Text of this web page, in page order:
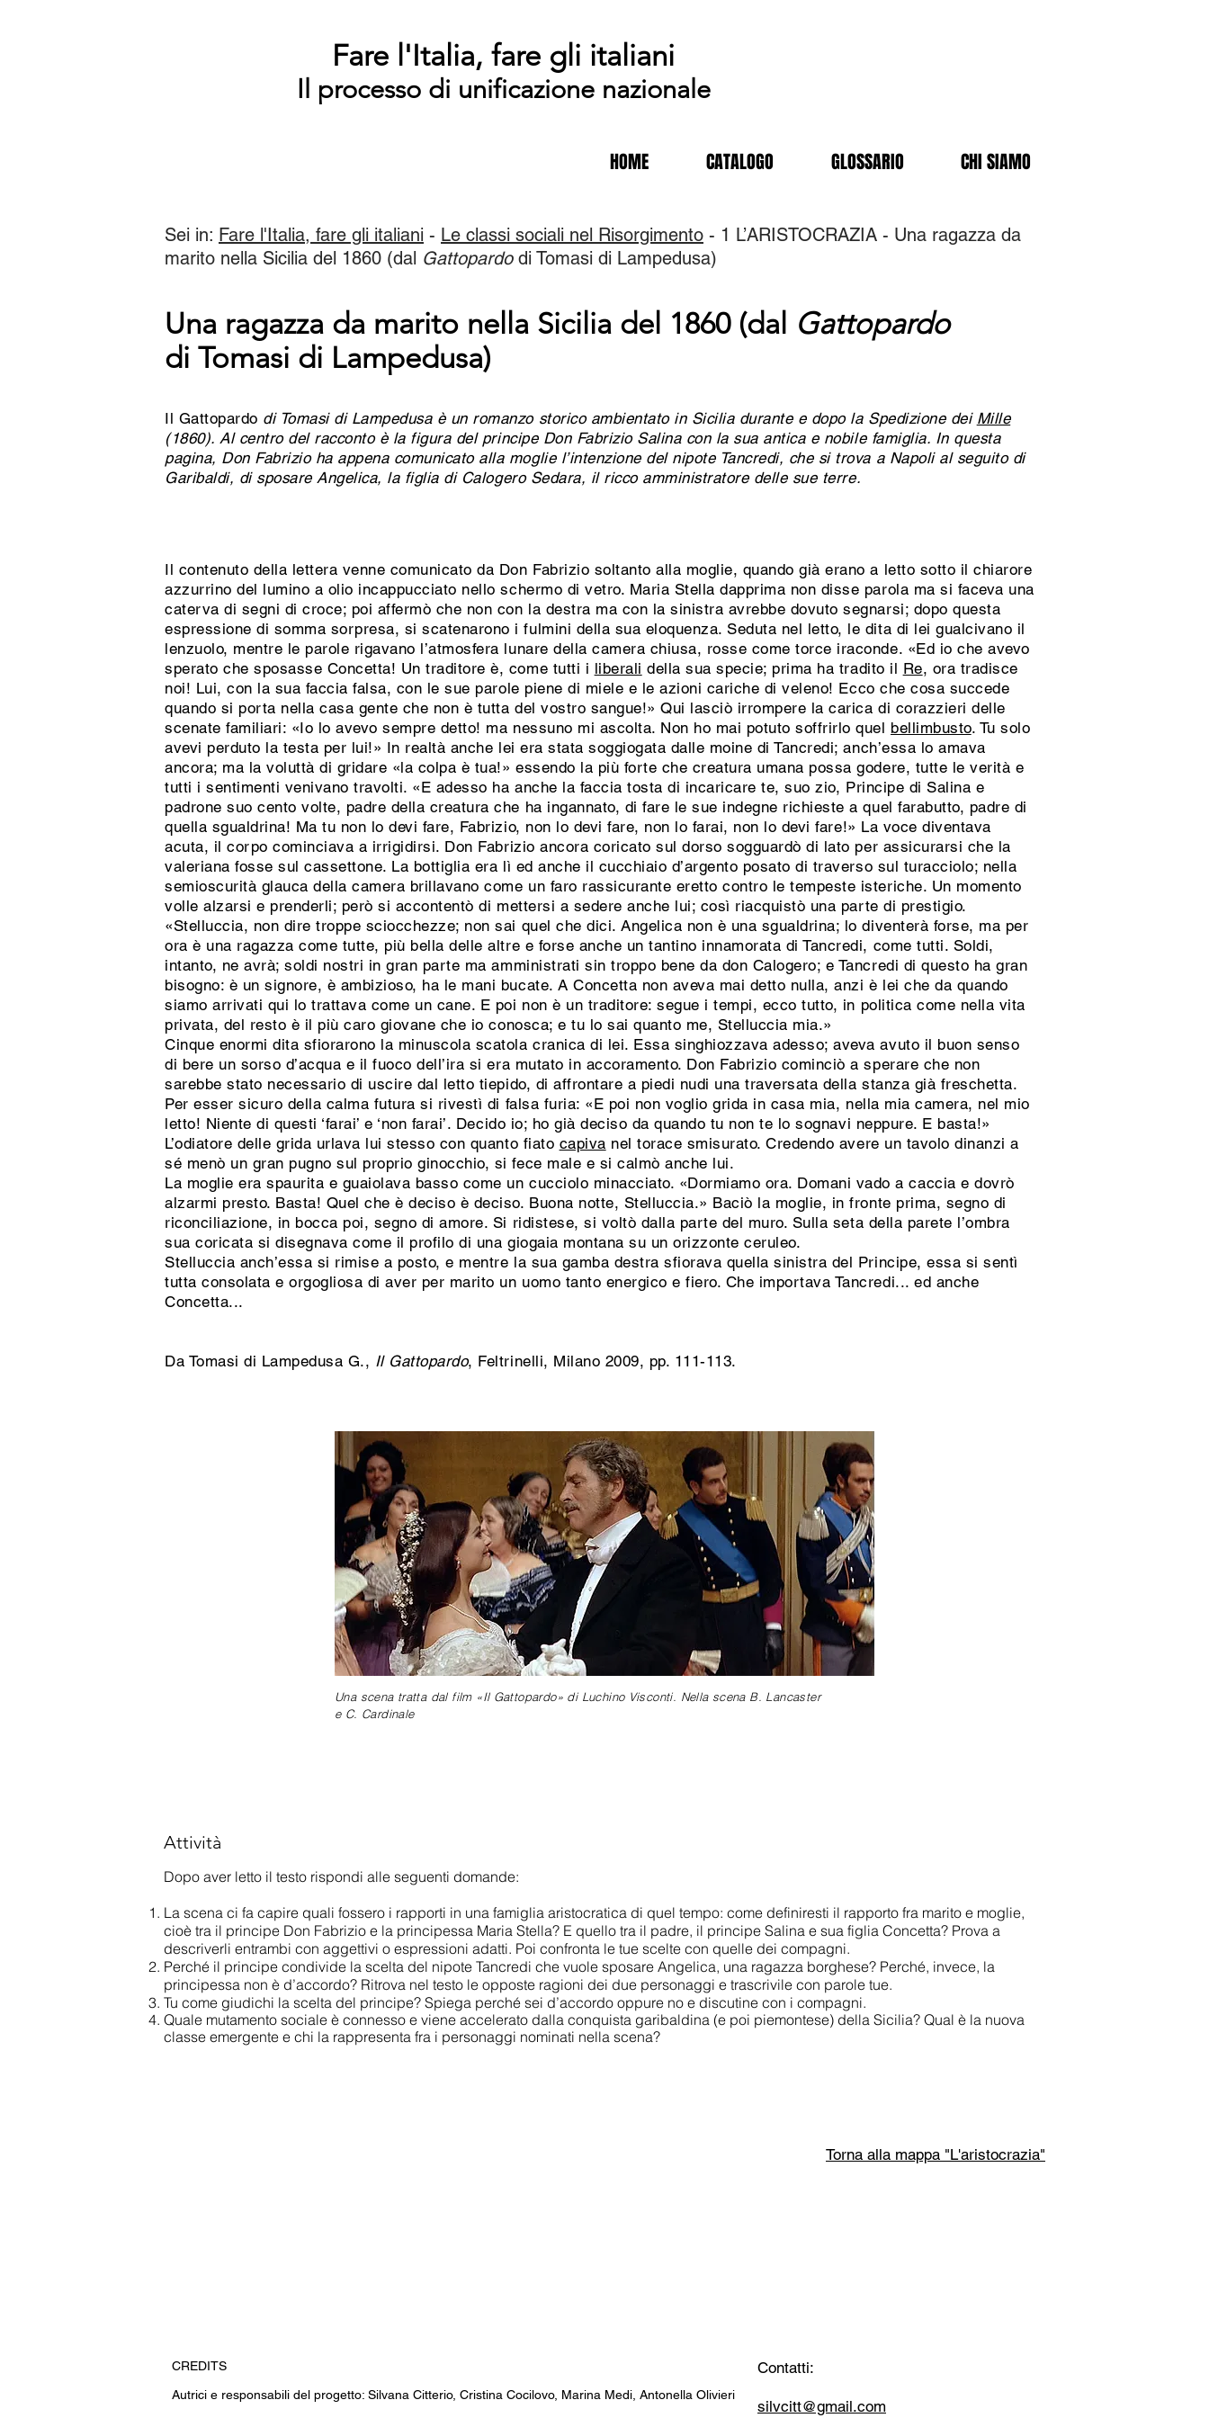
Fare l'Italia, fare gli italiani
Il processo di unificazione nazionale
HOME CATALOGO GLOSSARIO CHI SIAMO
Sei in: Fare l'Italia, fare gli italiani - Le classi sociali nel Risorgimento - 1 L’ARISTOCRAZIA - Una ragazza da
marito nella Sicilia del 1860 (dal Gattopardodi Tomasi di Lampedusa)
Una ragazza da marito nella Sicilia del 1860 (dal Gattopardo
di Tomasi di Lampedusa)
Il Gattopardo di Tomasi di Lampedusa è un romanzo storico ambientato in Sicilia durante e dopo la Spedizione dei Mille
(1860). Al centro del racconto è la figura del principe Don Fabrizio Salina con la sua antica e nobile famiglia. In questa
pagina, Don Fabrizio ha appena comunicato alla moglie l’intenzione del nipote Tancredi, che si trova a Napoli al seguito di
Garibaldi, di sposare Angelica, la figlia di Calogero Sedara, il ricco amministratore delle sue terre.
Il contenuto della lettera venne comunicato da Don Fabrizio soltanto alla moglie, quando già erano a letto sotto il chiarore
azzurrino del lumino a olio incappucciato nello schermo di vetro. Maria Stella dapprima non disse parola ma si faceva una
caterva di segni di croce; poi affermò che non con la destra ma con la sinistra avrebbe dovuto segnarsi; dopo questa
espressione di somma sorpresa, si scatenarono i fulmini della sua eloquenza. Seduta nel letto, le dita di lei gualcivano il
lenzuolo, mentre le parole rigavano l’atmosfera lunare della camera chiusa, rosse come torce iraconde. «Ed io che avevo
sperato che sposasse Concetta! Un traditore è, come tutti i liberali della sua specie; prima ha tradito il Re, ora tradisce
noi! Lui, con la sua faccia falsa, con le sue parole piene di miele e le azioni cariche di veleno! Ecco che cosa succede
quando si porta nella casa gente che non è tutta del vostro sangue!» Qui lasciò irrompere la carica di corazzieri delle
scenate familiari: «Io lo avevo sempre detto! ma nessuno mi ascolta. Non ho mai potuto soffrirlo quel bellimbusto. Tu solo
avevi perduto la testa per lui!» In realtà anche lei era stata soggiogata dalle moine di Tancredi; anch’essa lo amava
ancora; ma la voluttà di gridare «la colpa è tua!» essendo la più forte che creatura umana possa godere, tutte le verità e
tutti i sentimenti venivano travolti. «E adesso ha anche la faccia tosta di incaricare te, suo zio, Principe di Salina e
padrone suo cento volte, padre della creatura che ha ingannato, di fare le sue indegne richieste a quel farabutto, padre di
quella sgualdrina! Ma tu non lo devi fare, Fabrizio, non lo devi fare, non lo farai, non lo devi fare!» La voce diventava
acuta, il corpo cominciava a irrigidirsi. Don Fabrizio ancora coricato sul dorso sogguardò di lato per assicurarsi che la
valeriana fosse sul cassettone. La bottiglia era lì ed anche il cucchiaio d’argento posato di traverso sul turacciolo; nella
semioscurità glauca della camera brillavano come un faro rassicurante eretto contro le tempeste isteriche. Un momento
volle alzarsi e prenderli; però si accontentò di mettersi a sedere anche lui; così riacquistò una parte di prestigio.
«Stelluccia, non dire troppe sciocchezze; non sai quel che dici. Angelica non è una sgualdrina; lo diventerà forse, ma per
ora è una ragazza come tutte, più bella delle altre e forse anche un tantino innamorata di Tancredi, come tutti. Soldi,
intanto, ne avrà; soldi nostri in gran parte ma amministrati sin troppo bene da don Calogero; e Tancredi di questo ha gran
bisogno: è un signore, è ambizioso, ha le mani bucate. A Concetta non aveva mai detto nulla, anzi è lei che da quando
siamo arrivati qui lo trattava come un cane. E poi non è un traditore: segue i tempi, ecco tutto, in politica come nella vita
privata, del resto è il più caro giovane che io conosca; e tu lo sai quanto me, Stelluccia mia.»
Cinque enormi dita sfiorarono la minuscola scatola cranica di lei. Essa singhiozzava adesso; aveva avuto il buon senso
di bere un sorso d’acqua e il fuoco dell’ira si era mutato in accoramento. Don Fabrizio cominciò a sperare che non
sarebbe stato necessario di uscire dal letto tiepido, di affrontare a piedi nudi una traversata della stanza già freschetta.
Per esser sicuro della calma futura si rivestì di falsa furia: «E poi non voglio grida in casa mia, nella mia camera, nel mio
letto! Niente di questi ‘farai’ e ‘non farai’. Decido io; ho già deciso da quando tu non te lo sognavi neppure. E basta!»
L’odiatore delle grida urlava lui stesso con quanto fiato capiva nel torace smisurato. Credendo avere un tavolo dinanzi a
sé menò un gran pugno sul proprio ginocchio, si fece male e si calmò anche lui.
La moglie era spaurita e guaiolava basso come un cucciolo minacciato. «Dormiamo ora. Domani vado a caccia e dovrò
alzarmi presto. Basta! Quel che è deciso è deciso. Buona notte, Stelluccia.» Baciò la moglie, in fronte prima, segno di
riconciliazione, in bocca poi, segno di amore. Si ridistese, si voltò dalla parte del muro. Sulla seta della parete l’ombra
sua coricata si disegnava come il profilo di una giogaia montana su un orizzonte ceruleo.
Stelluccia anch’essa si rimise a posto, e mentre la sua gamba destra sfiorava quella sinistra del Principe, essa si sentì
tutta consolata e orgogliosa di aver per marito un uomo tanto energico e fiero. Che importava Tancredi... ed anche
Concetta...
Da Tomasi di Lampedusa G., Il Gattopardo, Feltrinelli, Milano 2009, pp. 111-113.
Una scena tratta dal film «Il Gattopardo» di Luchino Visconti. Nella scena B. Lancaster
e C. Cardinale
Attività
Dopo aver letto il testo rispondi alle seguenti domande:
La scena ci fa capire quali fossero i rapporti in una famiglia aristocratica di quel tempo: come definiresti il rapporto fra marito e moglie,
cioè tra il principe Don Fabrizio e la principessa Maria Stella? E quello tra il padre, il principe Salina e sua figlia Concetta? Prova a
descriverli entrambi con aggettivi o espressioni adatti. Poi confronta le tue scelte con quelle dei compagni.
Perché il principe condivide la scelta del nipote Tancredi che vuole sposare Angelica, una ragazza borghese? Perché, invece, la
principessa non è d’accordo? Ritrova nel testo le opposte ragioni dei due personaggi e trascrivile con parole tue.
Tu come giudichi la scelta del principe? Spiega perché sei d’accordo oppure no e discutine con i compagni.
Quale mutamento sociale è connesso e viene accelerato dalla conquista garibaldina (e poi piemontese) della Sicilia? Qual è la nuova
classe emergente e chi la rappresenta fra i personaggi nominati nella scena?
Torna alla mappa "L'aristocrazia"
CREDITS
Autrici e responsabili del progetto: Silvana Citterio, Cristina Cocilovo, Marina Medi, Antonella Olivieri
Contatti:
silvcitt@gmail.com